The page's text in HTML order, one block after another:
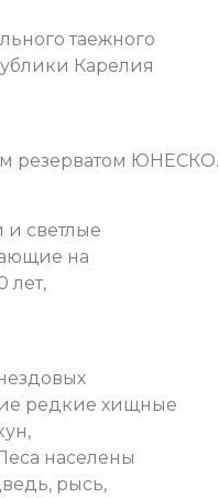
таежного
Карелия
резерватом ЮНЕСКО.
и светлые
на
лет,
редкие хищные
населены
рысь,